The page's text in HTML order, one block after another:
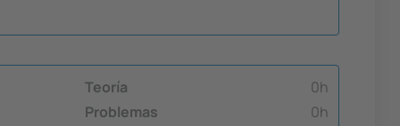
Teoría
0h
Problemas
0h